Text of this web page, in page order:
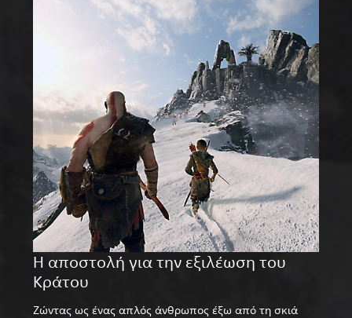
Η αποστολή για την εξιλέωση του
Κράτου
Ζώντας ως ένας απλός άνθρωπος έξω από τη σκιά